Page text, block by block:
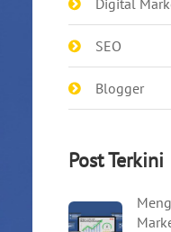
Digital
SEO
Blogger
Post Terkini